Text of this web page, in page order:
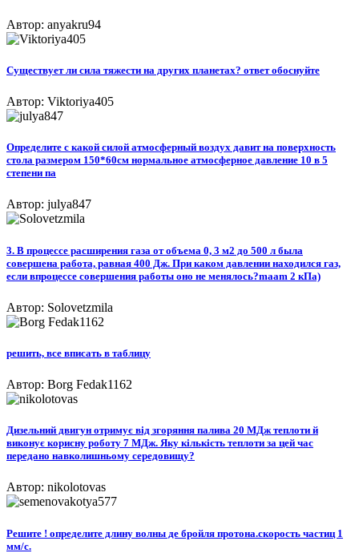
Автор: anyakru94
Существует ли сила тяжести на других планетах? ответ обоснуйте
Автор: Viktoriya405
Определите с какой силой атмосферный воздух давит на поверхность
стола размером 150*60см нормальное атмосферное давление 10 в 5
степени па
Автор: julya847
3. В процессе расширения газа от объема 0, 3 м2 до 500 л была
совершена работа, равная 400 Дж. При каком давлении находился газ,
если впроцессе совершения работы оно не менялось?maam 2 кПа)​
Автор: Solovetzmila
решить, все вписать в таблицу​
Автор: Borg Fedak1162
Дизельний двигун отримує від згоряння палива 20 МДж теплоти й
виконує корисну роботу 7 МДж. Яку кількість теплоти за цей час
передано навколишньому середовищу?
Автор: nikolotovas
Решите ! определите длину волны де бройля протона.скорость частиц 1
мм/с.